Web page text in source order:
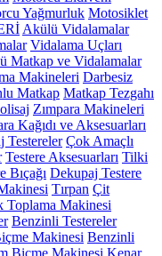
Yağmurluk Motosiklet
Akülü Vidalamalar
Vidalama Uçları
Matkap ve Vidalamalar
Makineleri Darbesiz
Matkap Matkap Tezgahı
Zımpara Makineleri
Kağıdı ve Aksesuarları
Testereler Çok Amaçlı
Testere Aksesuarları Tilki
Bıçağı Dekupaj Testere
Tırpan Çit
Toplama Makinesi
Benzinli Testereler
Makinesi Benzinli
Biçme Makinesi Kenar